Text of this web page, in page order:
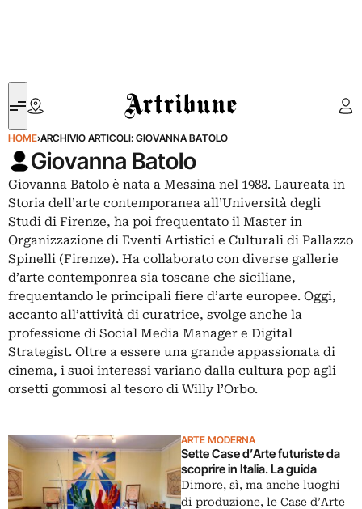
Artribune
HOME›ARCHIVIO ARTICOLI: GIOVANNA BATOLO
Giovanna Batolo
Giovanna Batolo è nata a Messina nel 1988. Laureata in
Storia dell’arte contemporanea all’Università degli
Studi di Firenze, ha poi frequentato il Master in
Organizzazione di Eventi Artistici e Culturali di Pallazzo
Spinelli (Firenze). Ha collaborato con diverse gallerie
d’arte contemponrea sia toscane che siciliane,
frequentando le principali fiere d’arte europee. Oggi,
accanto all’attività di curatrice, svolge anche la
professione di Social Media Manager e Digital
Strategist. Oltre a essere una grande appassionata di
cinema, i suoi interessi variano dalla cultura pop agli
orsetti gommosi al tesoro di Willy l’Orbo.
ARTE MODERNA
Sette Case d’Arte futuriste da
scoprire in Italia. La guida
Dimore, sì, ma anche luoghi
di produzione, le Case d’Arte